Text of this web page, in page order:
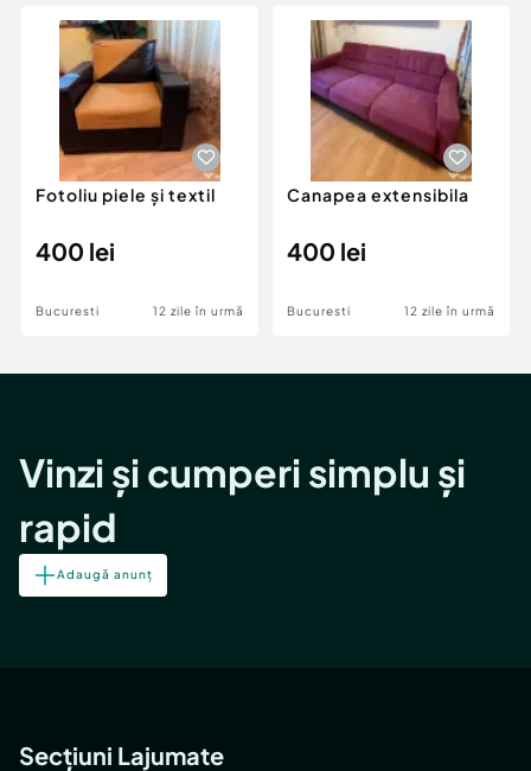
Servicii
Animale de companie
Afaceri și echipamente profesionale
Inchiriere Bunuri si Vehicule
Utilaje agricole si industriale
Piese auto si accesorii
Dacia Duster
Fotoliu piele și textil
400 lei
Bucuresti 12 zile în urmă
Canapea extensibila
400 lei
Bucuresti 12 zile în urmă
Vinzi și cumperi simplu și
rapid
Adaugă anunț
Secțiuni Lajumate